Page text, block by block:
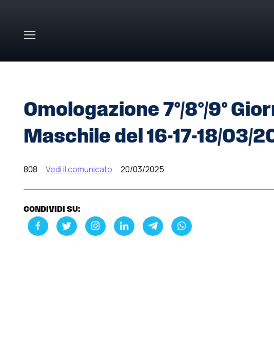
Omologazione 7°/8°/9°
Maschile del 16-17-18/03/
808 Vedi il comunicato 20/03/2025
CONDIVIDI SU: